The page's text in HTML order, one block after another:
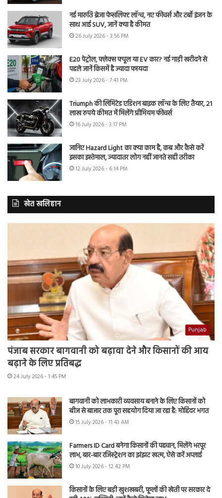
नई मारुति ब्रेजा फेसलिफ्ट लॉन्च, नए फीचर्स और टर्बो इंजन के
साथ आई SUV, जानें क्या है कीमत
26 July 2026 - 3:56 PM
E20 पेट्रोल, फ्लेक्स फ्यूल या EV कार? नई गाड़ी खरीदने से
पहले जानें किसमें है ज्यादा फायदा
23 July 2026 - 7:41 PM
Triumph की लिमिटेड एडिशन बाइक लॉन्च के लिए तैयार, 21
लाख रुपये कीमत में मिलेंगे प्रीमियम फीचर्स
16 July 2026 - 3:17 PM
जानिए Hazard Light का क्या काम है, कब और कैसे करें
इसका इस्तेमाल, ज्यादातर लोग नहीं जानते सही तरीका
12 July 2026 - 6:14 PM
खेत खलिहान
Punjab
पंजाब सरकार बागवानी को बढ़ावा देने और किसानों की आय
बढ़ाने के लिए प्रतिबद्ध
24 July 2026 - 1:45 PM
बागवानी को लाभकारी व्यवसाय बनाने के लिए किसानों को
बीज से बाजार तक पूरा सहयोग दिया जा रहा है: मोहिंदर भगत
15 July 2026 - 11:43 AM
Farmers ID Card बनेगा किसानों की पहचान, मिलेंगे भरपूर
लाभ, बार-बार रजिस्ट्रेशन का झंझट खत्म, ऐसे करें अप्लाई
10 July 2026 - 12:42 PM
किसानों के लिए बड़ी खुशखबरी, फूलों की खेती पर सरकार दे